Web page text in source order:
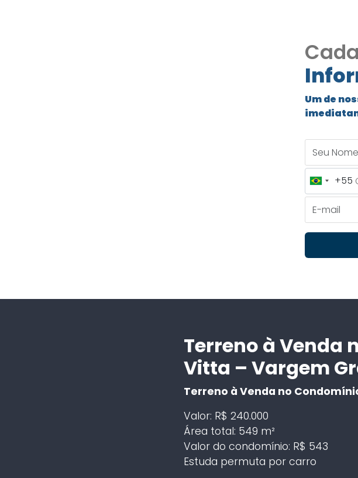
Um de
Brazil
+55
+55
Terreno à Venda
Vitta – Vargem
Terreno à Venda no
Valor: R$ 240.000
Área total: 549 m²
Valor do condomínio: R$ 543
Estuda permuta por carro